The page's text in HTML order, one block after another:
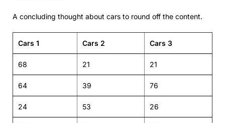
A concluding thought about cars to round off the content.
Cars 1 Cars 2 Cars 3
68 21 21
64 39 76
24 53 26